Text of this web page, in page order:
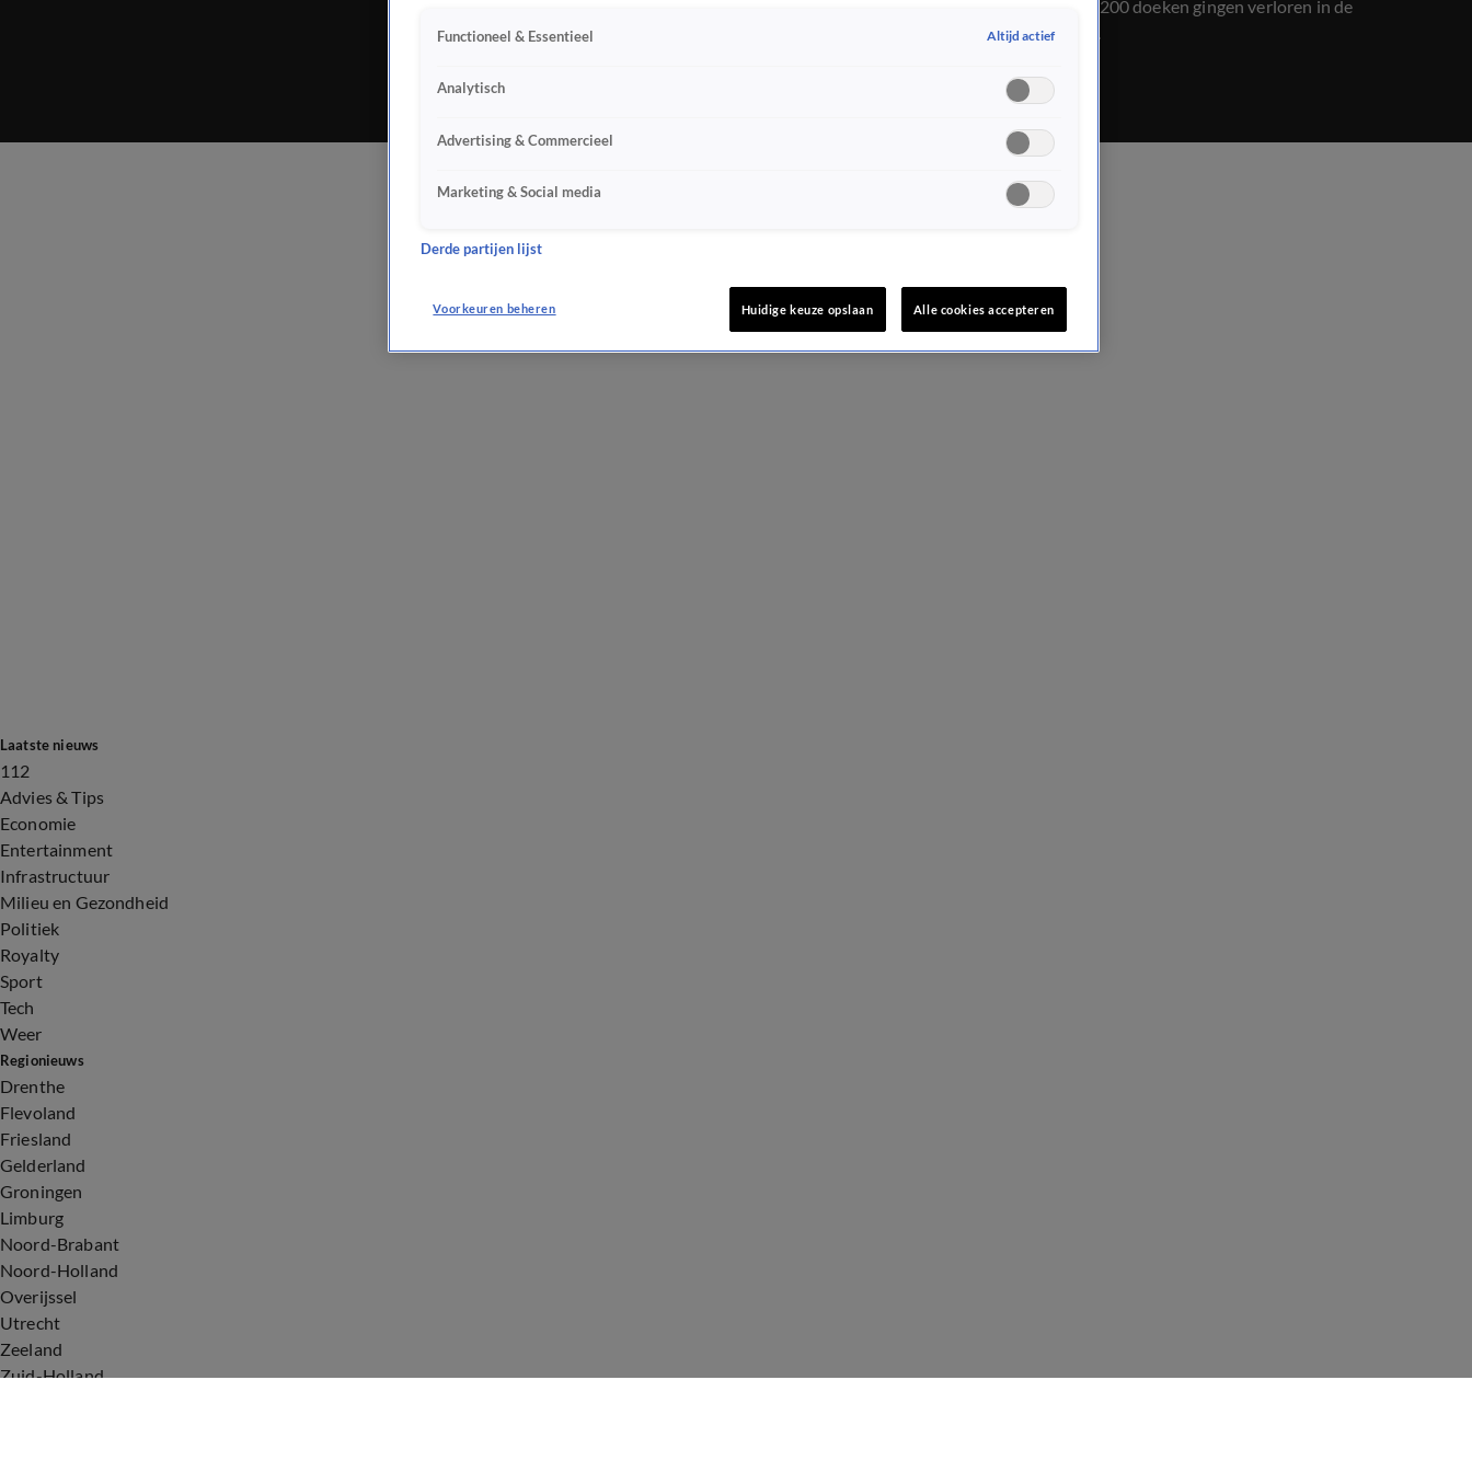
af. Meer dan 200 doeken gingen verloren in de
vlammenzee.
Laatste nieuws
112
Advies & Tips
Economie
Entertainment
Infrastructuur
Milieu en Gezondheid
Politiek
Royalty
Sport
Tech
Weer
Regionieuws
Drenthe
Flevoland
Friesland
Gelderland
Groningen
Limburg
Noord-Brabant
Noord-Holland
Overijssel
Utrecht
Zeeland
Zuid-Holland
Functioneel & Essentieel Altijd actief
Analytisch
Advertising & Commercieel
Marketing & Social media
Derde partijen lijst
Voorkeuren beheren Huidige keuze opslaan Alle cookies accepteren